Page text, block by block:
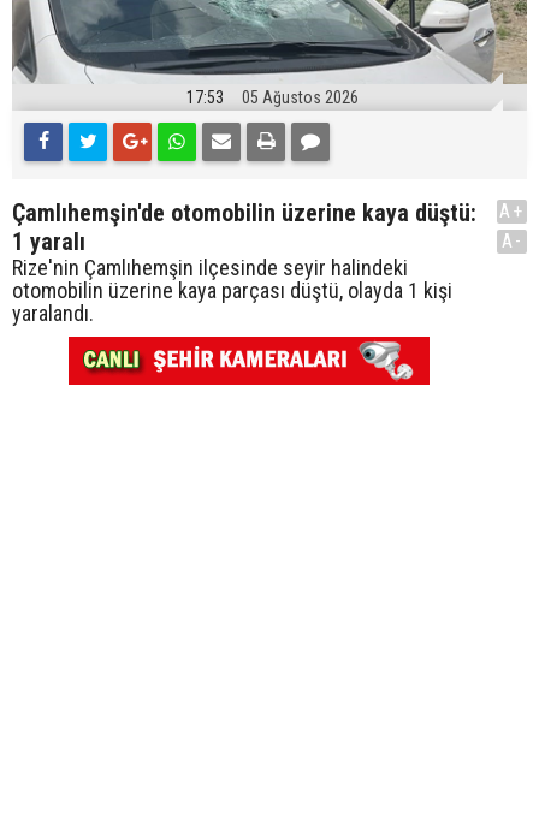
17:53 05 Ağustos 2026
Çamlıhemşin'de otomobilin üzerine kaya düştü:
1 yaralı
Rize'nin Çamlıhemşin ilçesinde seyir halindeki
otomobilin üzerine kaya parçası düştü, olayda 1 kişi
yaralandı.
A+
A-